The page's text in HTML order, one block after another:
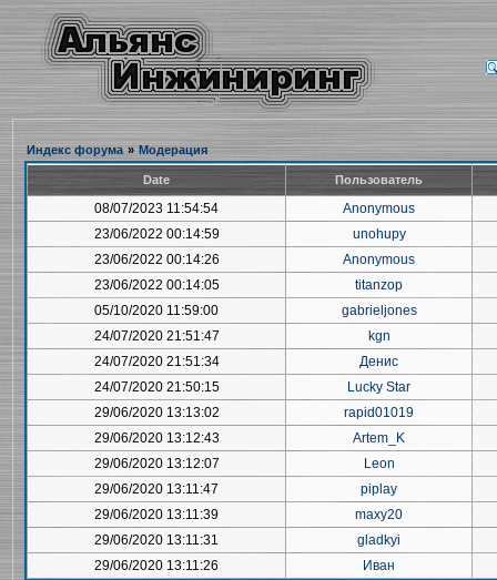
Индекс форума » Модерация
Date Пользователь
08/07/2023 11:54:54
Anonymous
23/06/2022 00:14:59
unohupy
23/06/2022 00:14:26
Anonymous
23/06/2022 00:14:05
titanzop
05/10/2020 11:59:00
gabrieljones
24/07/2020 21:51:47
kgn
24/07/2020 21:51:34
Денис
24/07/2020 21:50:15
Lucky Star
29/06/2020 13:13:02
rapid01019
29/06/2020 13:12:43
Artem_K
29/06/2020 13:12:07
Leon
29/06/2020 13:11:47
piplay
29/06/2020 13:11:39
maxy20
29/06/2020 13:11:31
gladkyi
29/06/2020 13:11:26
Иван